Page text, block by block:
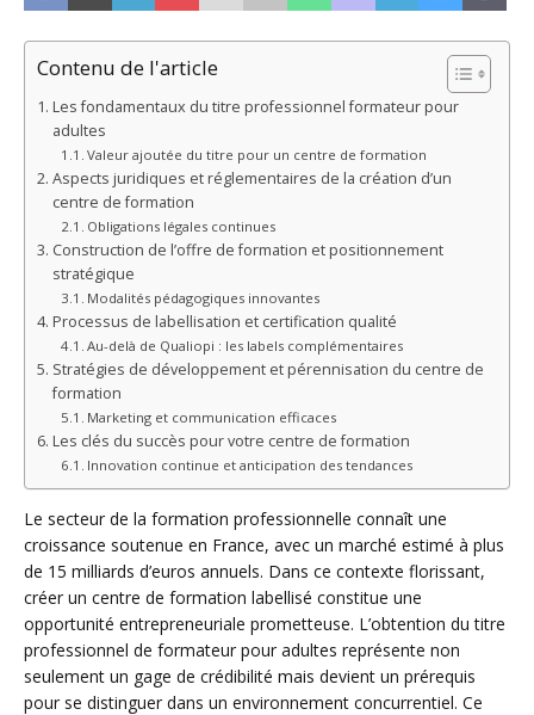
Contenu de l'article
Les fondamentaux du titre professionnel formateur pour
adultes
Valeur ajoutée du titre pour un centre de formation
Aspects juridiques et réglementaires de la création d’un
centre de formation
Obligations légales continues
Construction de l’offre de formation et positionnement
stratégique
Modalités pédagogiques innovantes
Processus de labellisation et certification qualité
Au-delà de Qualiopi : les labels complémentaires
Stratégies de développement et pérennisation du centre de
formation
Marketing et communication efficaces
Les clés du succès pour votre centre de formation
Innovation continue et anticipation des tendances
Le secteur de la formation professionnelle connaît une
croissance soutenue en France, avec un marché estimé à plus
de 15 milliards d’euros annuels. Dans ce contexte florissant,
créer un centre de formation labellisé constitue une
opportunité entrepreneuriale prometteuse. L’obtention du titre
professionnel de formateur pour adultes représente non
seulement un gage de crédibilité mais devient un prérequis
pour se distinguer dans un environnement concurrentiel. Ce